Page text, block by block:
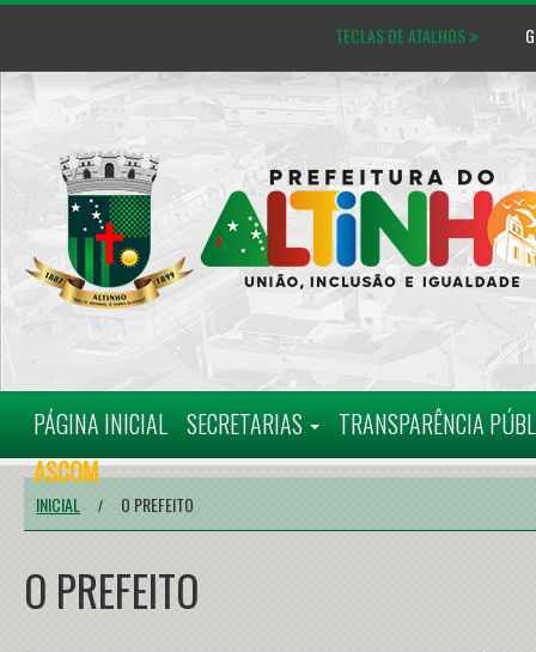
TECLAS DE ATALHOS
MAPA DO SITE
CARTA
PÁGINA INICIAL SECRETARIAS
TRANSPARÊNCIA
ASCOM
INICIAL / O PREFEITO
O PREFEITO